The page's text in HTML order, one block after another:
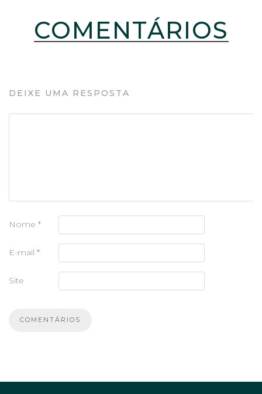
COMENTÁRIOS
DEIXE UMA RESPOSTA
Nome *
E-mail *
Site